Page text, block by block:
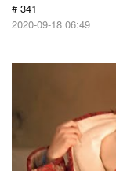
# 341
2020-09-18 06:49